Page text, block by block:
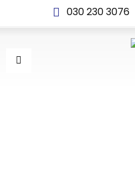
030 230 3076